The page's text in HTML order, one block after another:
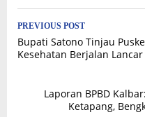
Post
navigation
PREVIOUS POST
Bupati Satono Tinjau
Kesehatan Berjalan Lancar
Laporan BPBD
Ketapang,